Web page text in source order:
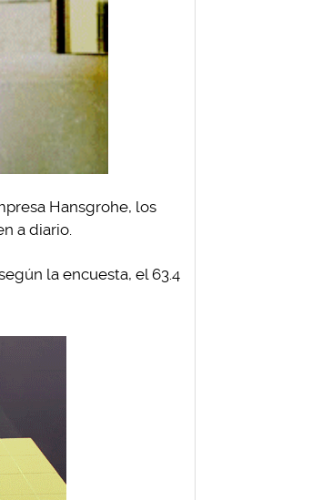
Hansgrohe, los
a diario.
la encuesta, el 63.4